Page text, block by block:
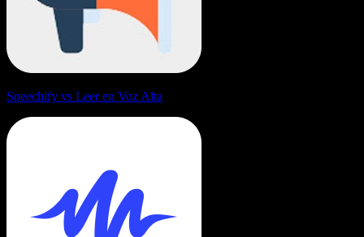
Speechify vs Leer en Voz Alta